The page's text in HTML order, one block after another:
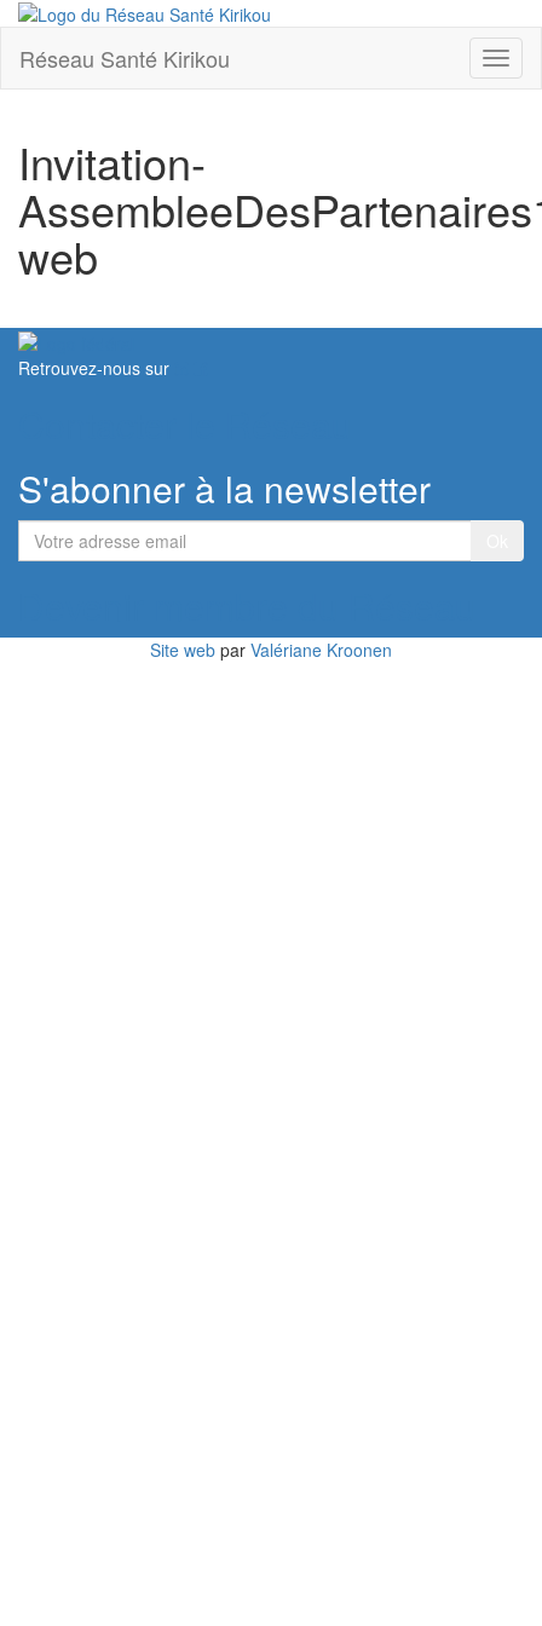
Réseau Santé Kirikou
Invitation-
web
Retrouvez-nous sur
S'abonner à la newsletter
Votre
adresse
Site web par Valériane Kroonen